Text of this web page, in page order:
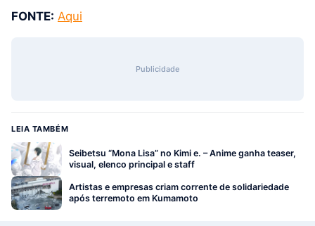
FONTE: Aqui
Publicidade
LEIA TAMBÉM
Seibetsu “Mona Lisa” no Kimi e. – Anime ganha teaser,
visual, elenco principal e staff
Artistas e empresas criam corrente de solidariedade
após terremoto em Kumamoto